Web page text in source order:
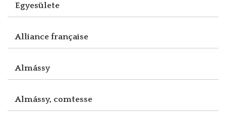
Egyesülete
Alliance française
Almássy
Almássy, comtesse